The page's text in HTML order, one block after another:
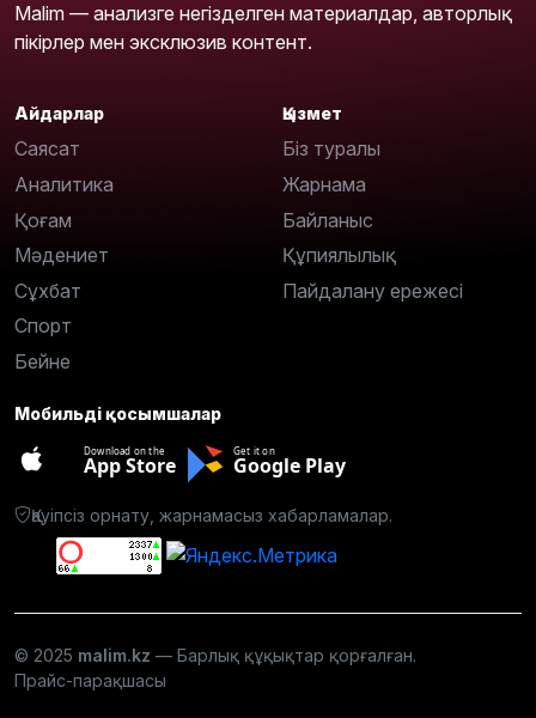
Malim — анализге негізделген материалдар, авторлық
пікірлер мен эксклюзив контент.
Айдарлар
Саясат
Аналитика
Қоғам
Мәдениет
Сұхбат
Спорт
Бейне
Қызмет
Біз туралы
Жарнама
Байланыс
Құпиялылық
Пайдалану ережесі
Мобильді қосымшалар
Download on the
App Store
Get it on
Google Play
Қауіпсіз орнату, жарнамасыз хабарламалар.
© 2025 malim.kz — Барлық құқықтар қорғалған.
Прайс-парақшасы